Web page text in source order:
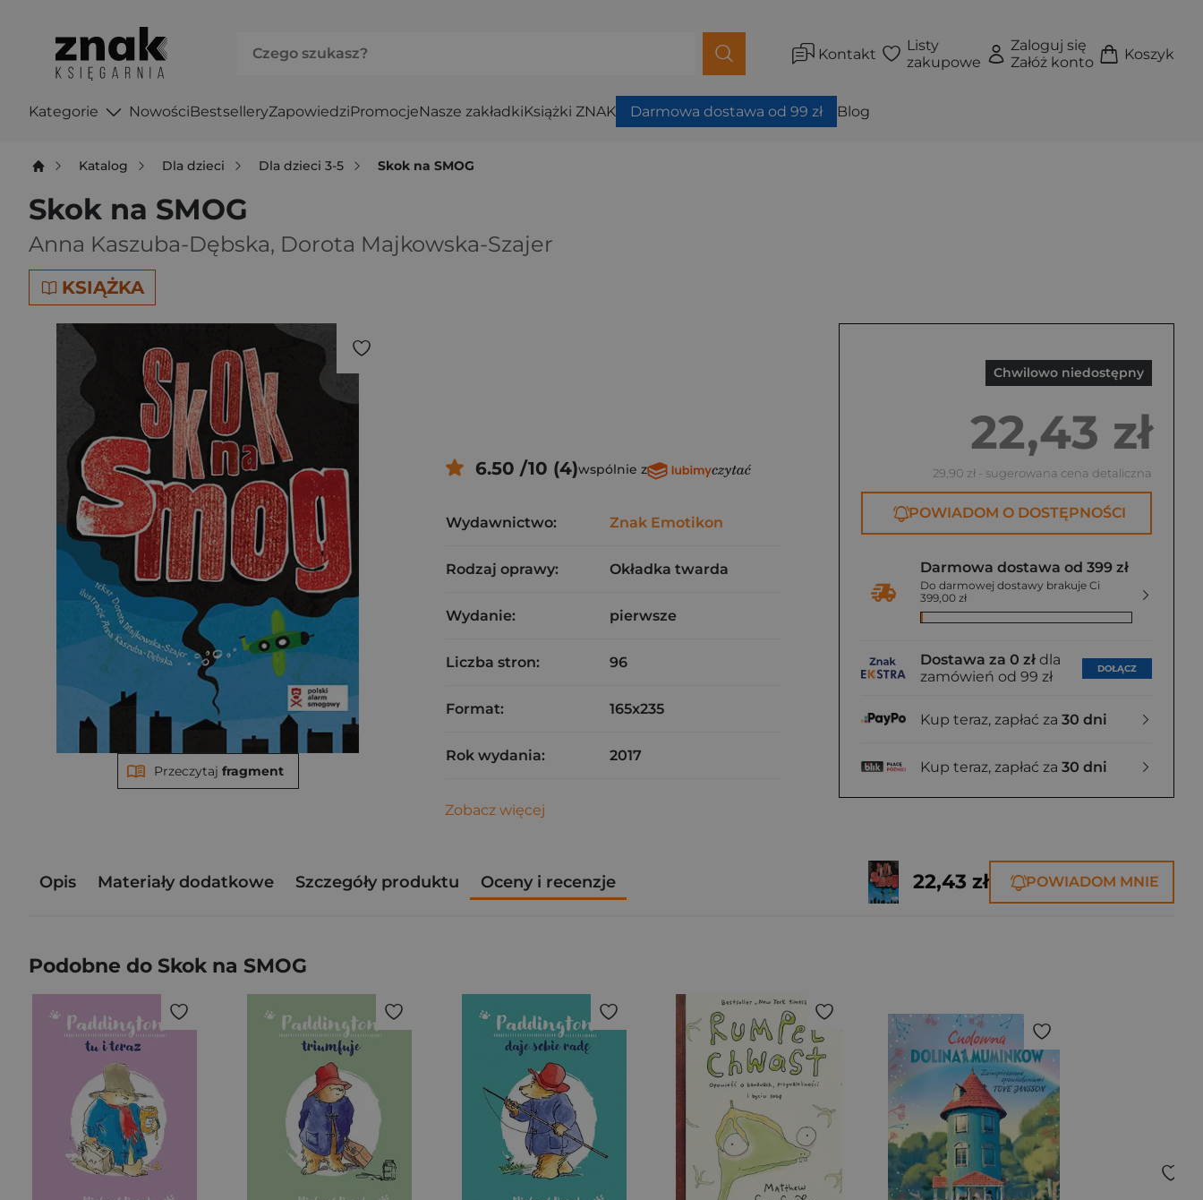
Kontakt
Listy
zakupowe
Zaloguj się
Załóż konto
Koszyk
Kategorie NowościBestselleryZapowiedziPromocjeNasze zakładkiKsiążki ZNAK Darmowa dostawa od 99 zł Blog
Katalog Dla dzieci Dla dzieci 3-5 Skok na SMOG
Skok na SMOG
Anna Kaszuba-Dębska, Dorota Majkowska-Szajer
KSIĄŻKA
Przeczytaj fragment
Chwilowo niedostępny
22,43 zł
29,90 zł - sugerowana cena detaliczna
POWIADOM O DOSTĘPNOŚCI
Darmowa dostawa od 399 zł
Do darmowej dostawy brakuje Ci
399,00 zł
Dostawa za 0 zł dla
zamówień od 99 zł
DOŁĄCZ
Kup teraz, zapłać za 30 dni
Kup teraz, zapłać za 30 dni
6.50 /10 (4)wspólnie z
Wydawnictwo: Znak Emotikon
Rodzaj oprawy: Okładka twarda
Wydanie: pierwsze
Liczba stron: 96
Format: 165x235
Rok wydania: 2017
Zobacz więcej
Opis Materiały dodatkowe Szczegóły produktu Oceny i recenzje 22,43 zł POWIADOM MNIE
Podobne do Skok na SMOG